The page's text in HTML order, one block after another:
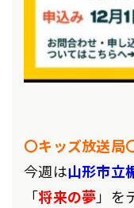
〇キッズ放送局
今週は山形市立
「将来の夢」を